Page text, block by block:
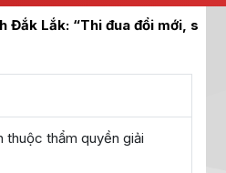
Lắk: “Thi đua đổi mới, sáng
thẩm quyền giải